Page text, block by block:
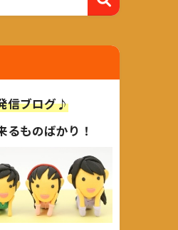
信ブログ♪
ものばかり！